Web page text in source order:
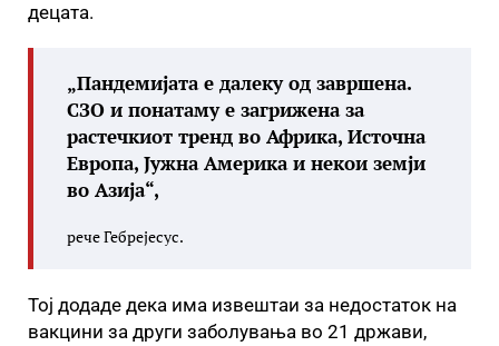
децата.
„Пандемијата е далеку од завршена.
СЗО и понатаму е загрижена за
растечкиот тренд во Африка, Источна
Европа, Јужна Америка и некои земји
во Азија“,
рече Гебрејесус.
Тој додаде дека има извештаи за недостаток на
вакцини за други заболувања во 21 држави,